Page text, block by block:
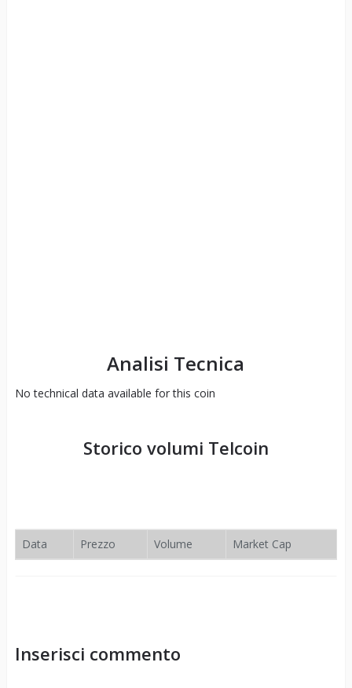
Analisi Tecnica
No technical data available for this coin
Storico volumi Telcoin
Data Prezzo Volume Market Cap
Inserisci commento